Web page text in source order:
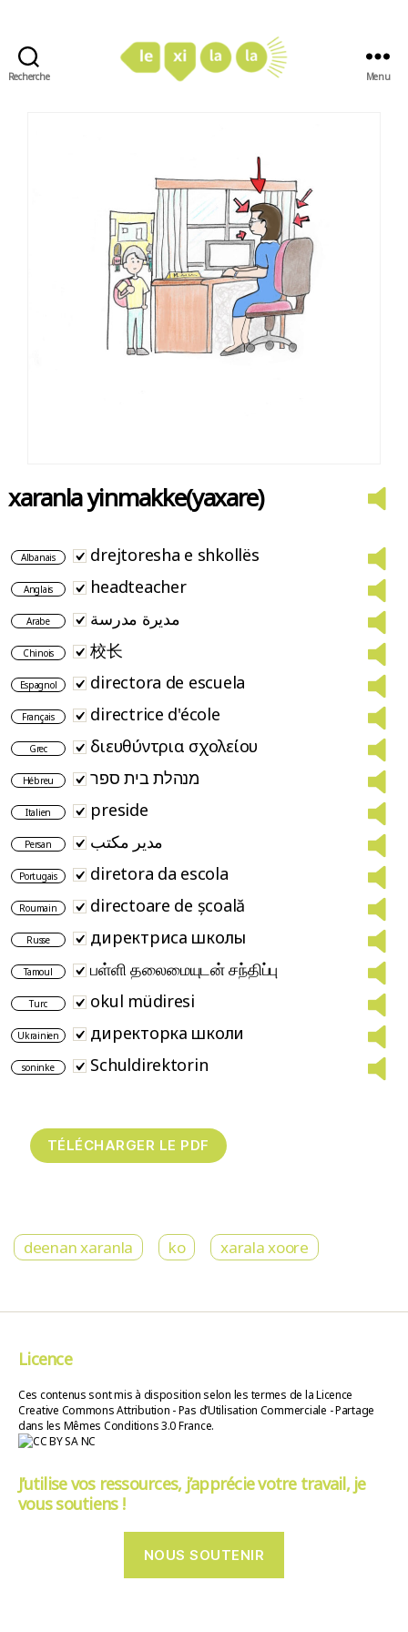
Recherche Menu
xaranla yinmakke(yaxare)
Albanais drejtoresha e shkollës
Anglais headteacher
Arabe مديرة مدرسة
Chinois 校长
Espagnol directora de escuela
Français directrice d'école
Grec διευθύντρια σχολείου
Hébreu מנהלת בית ספר
Italien preside
Persan مدیر مکتب
Portugais diretora da escola
Roumain directoare de școală
Russe директриса школы
Tamoul பள்ளி தலைமையுடன் சந்திப்பு
Turc okul müdiresi
Ukrainien директорка школи
soninke Schuldirektorin
deenan xaranla ko xarala xoore
Licence
Ces contenus sont mis à disposition selon les termes de la Licence
Creative Commons Attribution - Pas d’Utilisation Commerciale - Partage
dans les Mêmes Conditions 3.0 France.
J’utilise vos ressources, j’apprécie votre travail, je
vous soutiens !
NOUS SOUTENIR